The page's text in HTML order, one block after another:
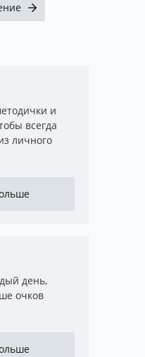
и
всегда
личного
день,
очков